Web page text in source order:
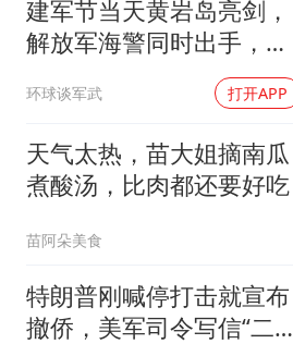
建军节当天黄岩岛亮剑，
解放军海警同时出手，菲
律宾的挑衅该收场了
环球谈军武 打开APP
天气太热，苗大姐摘南瓜
煮酸汤，比肉都还要好吃
苗阿朵美食
特朗普刚喊停打击就宣布
撤侨，美军司令写信“二选